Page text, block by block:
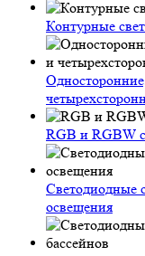
Контурные
RGB и RGBW
Светодиодные
освещения